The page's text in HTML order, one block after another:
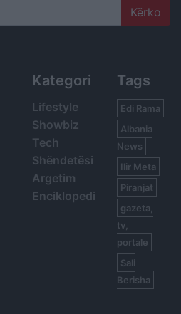
Kategori
Lifestyle
Showbiz
Tech
Shëndetësi
Argetim
Enciklopedi
Tags
Edi Rama
Albania
News
Ilir Meta
Piranjat
gazeta,
tv,
portale
Sali
Berisha